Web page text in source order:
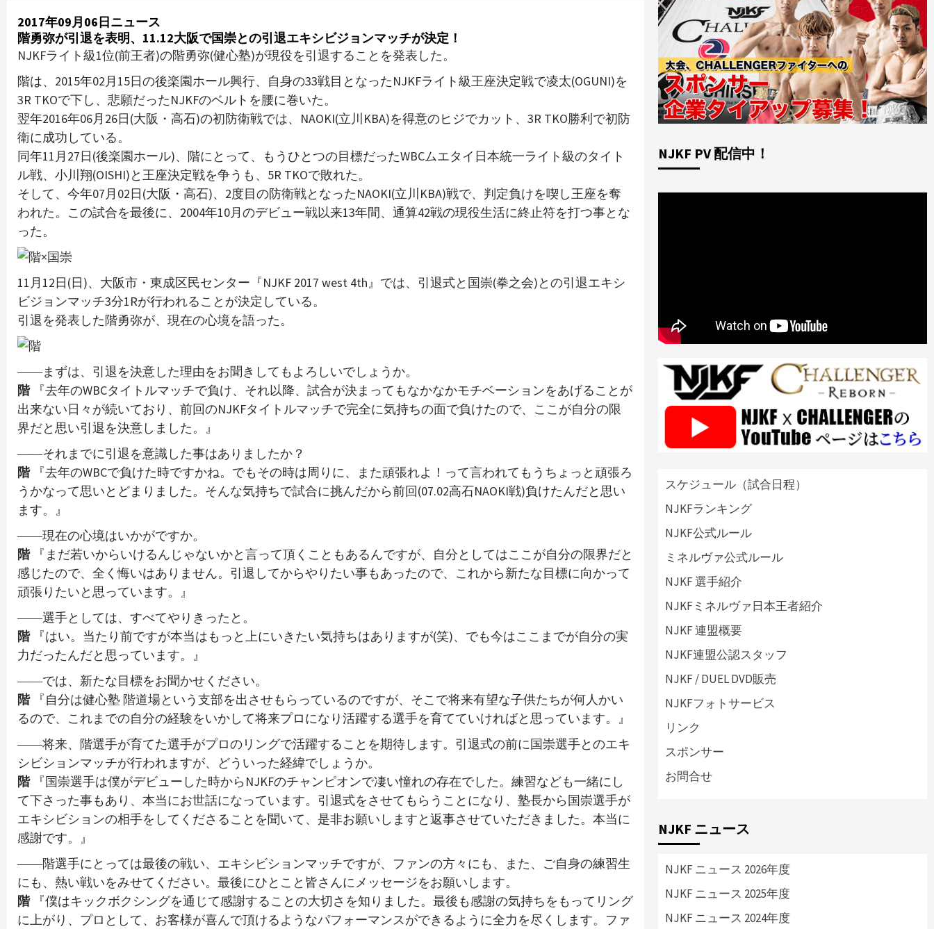
2017年09月06日ニュース
階勇弥が引退を表明、11.12大阪で国崇との引退エキシビジョンマッチが決定！
NJKFライト級1位(前王者)の階勇弥(健心塾)が現役を引退することを発表した。
階は、2015年02月15日の後楽園ホール興行、自身の33戦目となったNJKFライト級王座決定戦で凌太(OGUNI)を
3R TKOで下し、悲願だったNJKFのベルトを腰に巻いた。
翌年2016年06月26日(大阪・高石)の初防衛戦では、NAOKI(立川KBA)を得意のヒジでカット、3R TKO勝利で初防
衛に成功している。
同年11月27日(後楽園ホール)、階にとって、もうひとつの目標だったWBCムエタイ日本統一ライト級のタイト
ル戦、小川翔(OISHI)と王座決定戦を争うも、5R TKOで敗れた。
そして、今年07月02日(大阪・高石)、2度目の防衛戦となったNAOKI(立川KBA)戦で、判定負けを喫し王座を奪
われた。この試合を最後に、2004年10月のデビュー戦以来13年間、通算42戦の現役生活に終止符を打つ事とな
った。
11月12日(日)、大阪市・東成区民センター『NJKF 2017 west 4th』では、引退式と国崇(拳之会)との引退エキシ
ビジョンマッチ3分1Rが行われることが決定している。
引退を発表した階勇弥が、現在の心境を語った。
――まずは、引退を決意した理由をお聞きしてもよろしいでしょうか。
階『去年のWBCタイトルマッチで負け、それ以降、試合が決まってもなかなかモチベーションをあげることが
出来ない日々が続いており、前回のNJKFタイトルマッチで完全に気持ちの面で負けたので、ここが自分の限
界だと思い引退を決意しました。』
――それまでに引退を意識した事はありましたか？
階『去年のWBCで負けた時ですかね。でもその時は周りに、また頑張れよ！って言われてもうちょっと頑張ろ
うかなって思いとどまりました。そんな気持ちで試合に挑んだから前回(07.02高石NAOKI戦)負けたんだと思い
ます。』
――現在の心境はいかがですか。
階『まだ若いからいけるんじゃないかと言って頂くこともあるんですが、自分としてはここが自分の限界だと
感じたので、全く悔いはありません。引退してからやりたい事もあったので、これから新たな目標に向かって
頑張りたいと思っています。』
――選手としては、すべてやりきったと。
階『はい。当たり前ですが本当はもっと上にいきたい気持ちはありますが(笑)、でも今はここまでが自分の実
力だったんだと思っています。』
――では、新たな目標をお聞かせください。
階『自分は健心塾 階道場という支部を出させもらっているのですが、そこで将来有望な子供たちが何人かい
るので、これまでの自分の経験をいかして将来プロになり活躍する選手を育てていければと思っています。』
――将来、階選手が育てた選手がプロのリングで活躍することを期待します。引退式の前に国崇選手とのエキ
シビションマッチが行われますが、どういった経緯でしょうか。
階『国崇選手は僕がデビューした時からNJKFのチャンピオンで凄い憧れの存在でした。練習なども一緒にし
て下さった事もあり、本当にお世話になっています。引退式をさせてもらうことになり、塾長から国崇選手が
エキシビションの相手をしてくださることを聞いて、是非お願いしますと返事させていただきました。本当に
感謝です。』
――階選手にとっては最後の戦い、エキシビションマッチですが、ファンの方々にも、また、ご自身の練習生
にも、熱い戦いをみせてください。最後にひとこと皆さんにメッセージをお願いします。
階『僕はキックボクシングを通じて感謝することの大切さを知りました。最後も感謝の気持ちをもってリング
に上がり、プロとして、お客様が喜んで頂けるようなパフォーマンスができるように全力を尽くします。ファ
NJKF PV 配信中！
スケジュール（試合日程）
NJKFランキング
NJKF公式ルール
ミネルヴァ公式ルール
NJKF 選手紹介
NJKFミネルヴァ日本王者紹介
NJKF 連盟概要
NJKF連盟公認スタッフ
NJKF / DUEL DVD販売
NJKFフォトサービス
リンク
スポンサー
お問合せ
NJKF ニュース
NJKF ニュース 2026年度
NJKF ニュース 2025年度
NJKF ニュース 2024年度